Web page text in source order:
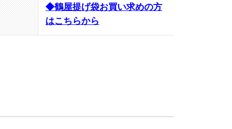
◆鶴屋提げ袋お買い求めの方
はこちらから